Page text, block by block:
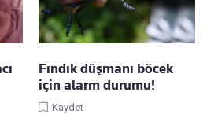
Fındık düşmanı böcek
için alarm durumu!
Kaydet